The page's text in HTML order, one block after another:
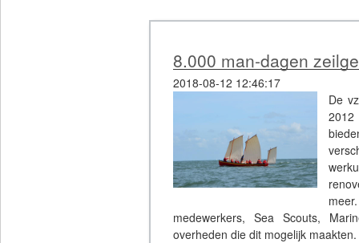
8.000 man-dagen
2018-08-12 12:46:17
De
2012
medewerkers, Sea Scouts,
overheden die dit mogelijk maakten.